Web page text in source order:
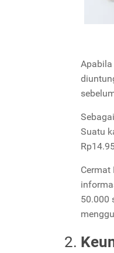
Apabila
Suatu
50.000